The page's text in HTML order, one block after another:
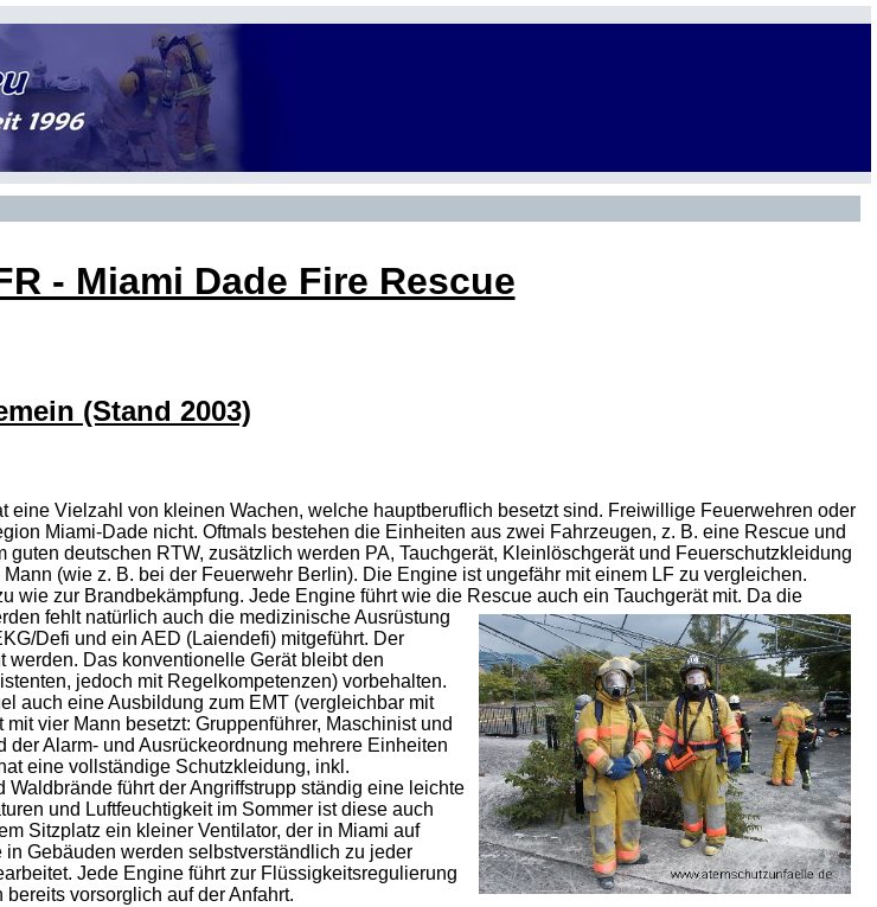
- Miami Dade Fire Rescue
(Stand 2003)
eine Vielzahl von kleinen Wachen, welche hauptberuflich besetzt sind. Freiwillige Feuerwehren oder
Miami-Dade nicht. Oftmals bestehen die Einheiten aus zwei Fahrzeugen, z. B. eine Rescue und
deutschen RTW, zusätzlich werden PA, Tauchgerät, Kleinlöschgerät und Feuerschutzkleidung
(wie z. B. bei der Feuerwehr Berlin). Die Engine ist ungefähr mit einem LF zu vergleichen.
wie zur Brandbekämpfung. Jede Engine führt wie die Rescue auch ein Tauchgerät mit. Da die
fehlt natürlich auch die medizinische Ausrüstung
Defi und ein AED (Laiendefi) mitgeführt. Der
Das konventionelle Gerät bleibt den
jedoch mit Regelkompetenzen) vorbehalten.
auch eine Ausbildung zum EMT (vergleichbar mit
vier Mann besetzt: Gruppenführer, Maschinist und
Alarm- und Ausrückeordnung mehrere Einheiten
eine vollständige Schutzkleidung, inkl.
führt der Angriffstrupp ständig eine leichte
und Luftfeuchtigkeit im Sommer ist diese auch
Sitzplatz ein kleiner Ventilator, der in Miami auf
Gebäuden werden selbstverständlich zu jeder
Jede Engine führt zur Flüssigkeitsregulierung
vorsorglich auf der Anfahrt.